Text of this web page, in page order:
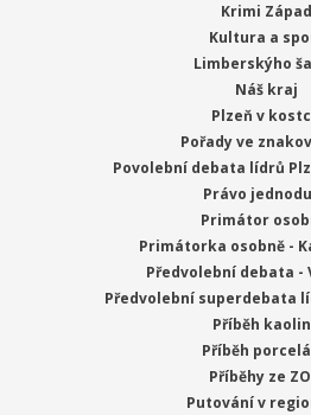
Krimi Západ
Kultura a
Limberskýho
Náš kraj
Plzeň v
Pořady ve
Povolební debata lídrů
Právo
Primátor
Primátorka osobně -
Předvolební debata -
Předvolební superdebata
Příběh
Příběh
Příběhy ze
Putování v